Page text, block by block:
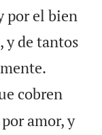
por el bien
y de tantos
cobren
amor, y